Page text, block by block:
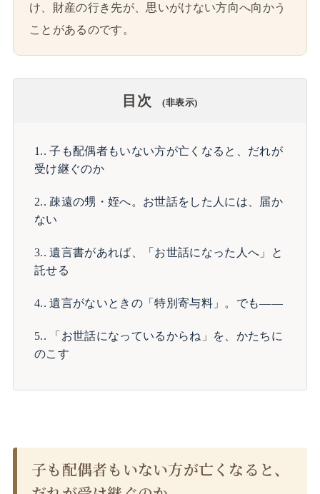
け、財産の行き先が、思いがけない方向へ向かう
ことがあるのです。
目次 非表示
1. 子も配偶者もいない方が亡くなると、だれが
受け継ぐのか
2.
疎遠の甥・姪へ。お世話をした人には、届か
ない
3. 遺言書があれば、「お世話になった人へ」と
託せる
4. 遺言がないときの「特別寄与料」。でも――
5.
「お世話になっているからね」を、かたちに
のこす
子も配偶者もいない方が亡くなると、